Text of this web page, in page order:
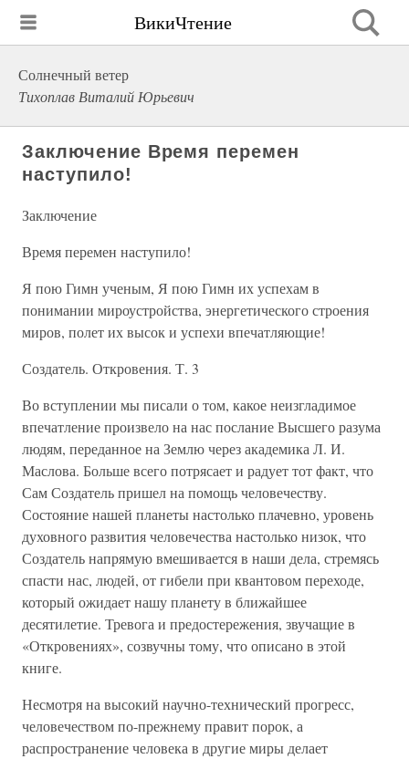
ВикиЧтение
Солнечный ветер
Тихоплав Виталий Юрьевич
Заключение Время перемен
наступило!
Заключение
Время перемен наступило!
Я пою Гимн ученым, Я пою Гимн их успехам в
понимании мироустройства, энергетического строения
миров, полет их высок и успехи впечатляющие!
Создатель. Откровения. Т. 3
Во вступлении мы писали о том, какое неизгладимое
впечатление произвело на нас послание Высшего разума
людям, переданное на Землю через академика Л. И.
Маслова. Больше всего потрясает и радует тот факт, что
Сам Создатель пришел на помощь человечеству.
Состояние нашей планеты настолько плачевно, уровень
духовного развития человечества настолько низок, что
Создатель напрямую вмешивается в наши дела, стремясь
спасти нас, людей, от гибели при квантовом переходе,
который ожидает нашу планету в ближайшее
десятилетие. Тревога и предостережения, звучащие в
«Откровениях», созвучны тому, что описано в этой
книге.
Несмотря на высокий научно-технический прогресс,
человечеством по-прежнему правит порок, а
распространение человека в другие миры делает